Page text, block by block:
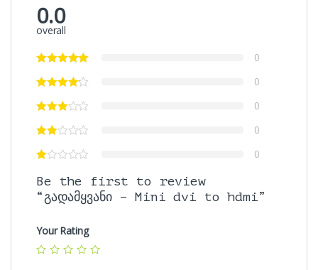
0.0
overall
0
0
0
0
0
Be the first to review
“გადამყვანი – Mini dvi to hdmi”
Your Rating